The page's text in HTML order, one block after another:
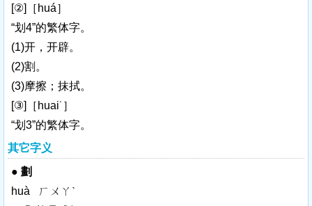
[②]［huá］
“划4”的繁体字。
(1)开，开辟。
(2)割。
(3)摩擦；抹拭。
[③]［huai˙］
“划3”的繁体字。
其它字义
● 劃
huà ㄏㄨㄚˋ